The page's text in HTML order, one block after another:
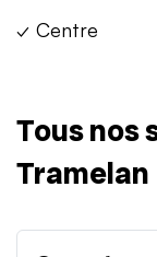
✓ Centre
Tous nos
Tramelan